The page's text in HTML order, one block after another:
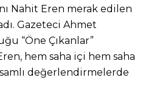
Nahit Eren merak edilen
Gazeteci Ahmet
“Öne Çıkanlar”
hem saha içi hem saha
değerlendirmelerde